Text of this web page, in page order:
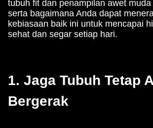
tubuh fit dan penampilan awet
serta bagaimana Anda dapat
kebiasaan baik ini untuk mencapai
sehat dan segar setiap hari.
1. Jaga Tubuh Tetap
Bergerak